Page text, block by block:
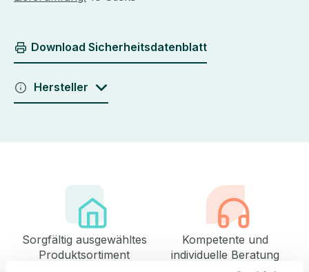
Download Sicherheitsdatenblatt
Hersteller
Sorgfältig ausgewähltes
Produktsortiment
Kompetente und
individuelle Beratung